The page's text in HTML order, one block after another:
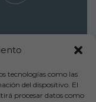
tecnologías como las
del dispositivo. El
procesar datos como